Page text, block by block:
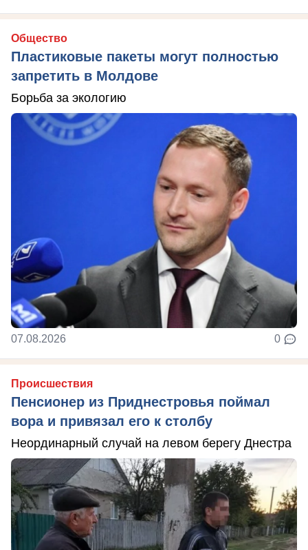
Общество
Пластиковые пакеты могут полностью
запретить в Молдове
Борьба за экологию
07.08.2026 0
Происшествия
Пенсионер из Приднестровья поймал
вора и привязал его к столбу
Неординарный случай на левом берегу Днестра